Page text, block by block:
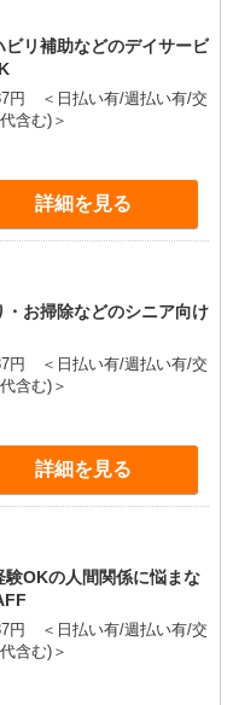
リ補助などのデイサービ
円 ＜日払い有/週払い有/交
含む)＞
詳細を見る
お掃除などのシニア向け
円 ＜日払い有/週払い有/交
含む)＞
詳細を見る
OKの人間関係に悩まな
円 ＜日払い有/週払い有/交
含む)＞